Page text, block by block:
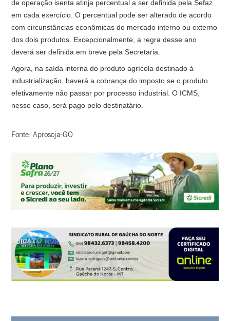
de operação isenta atinja percentual a ser definida pela Sefaz
em cada exercício. O percentual pode ser alterado de acordo
com circunstâncias econômicas do mercado interno ou externo
dos dois produtos. Excepcionalmente, a regra desse ano
deverá ser definida em breve pela Secretaria.
Agora, na saída interna do produto agrícola destinado à
industrialização, haverá a cobrança do imposto se o produto
efetivamente não passar por processo industrial. O ICMS,
nesse caso, será pago pelo destinatário.
Fonte: Aprosoja-GO